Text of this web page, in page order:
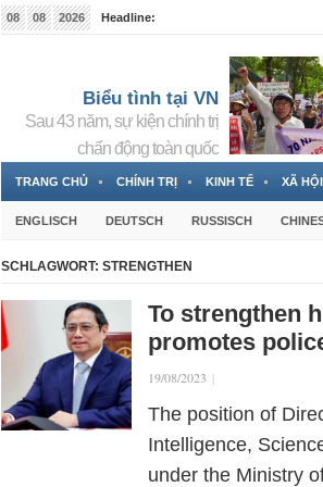
08 08 2026
Headline:
Biểu tình tại VN
Sau 43 năm, sự kiện chính trị
chấn động toàn quốc
TRANG CHỦ CHÍNH TRỊ KINH TẾ XÃ HỘI
ENGLISCH DEUTSCH RUSSISCH
SCHLAGWORT: STRENGTHEN
To strengthen
promotes
19/08/2023 |
The position of
Intelligence,
under the Ministry